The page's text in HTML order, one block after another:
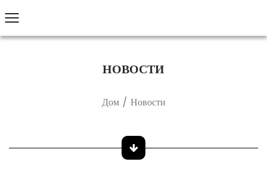
НОВОСТИ
Дом/ Новости